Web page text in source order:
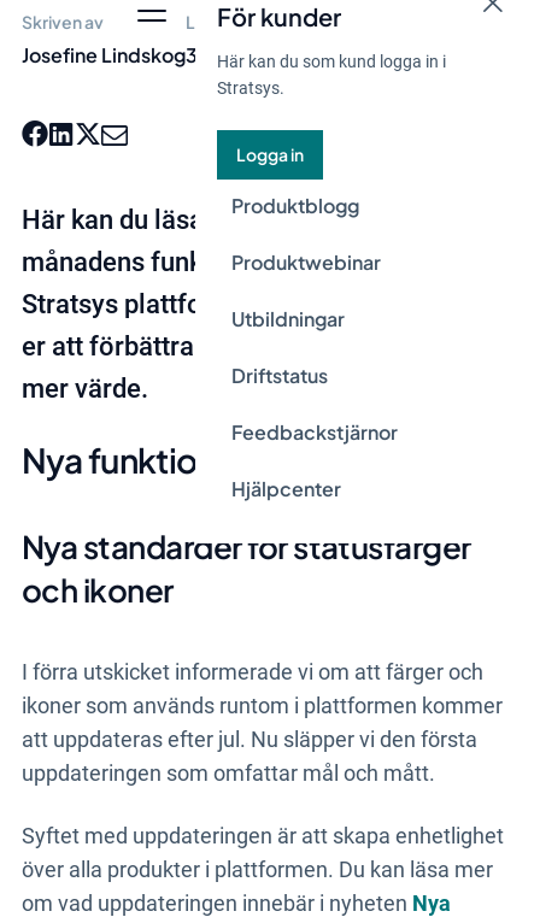
För kunder
Här kan du som kund logga in i
Stratsys.
Logga in
Produktblogg
Produktwebinar
Utbildningar
Driftstatus
Feedbackstjärnor
Hjälpcenter
Skriven av
Josefine Lindskog
Lästid
3 min
Här kan du läsa om den senaste
månadens funktioner och förbättringar i
Stratsys plattform och hur de kan hjälpa
er att förbättra ert arbete och få ut ännu
mer värde.
Nya funktioner
Nya standarder för statusfärger
och ikoner
I förra utskicket informerade vi om att färger och
ikoner som används runtom i plattformen kommer
att uppdateras efter jul. Nu släpper vi den första
uppdateringen som omfattar mål och mått.
Syftet med uppdateringen är att skapa enhetlighet
över alla produkter i plattformen. Du kan läsa mer
om vad uppdateringen innebär i nyheten Nya